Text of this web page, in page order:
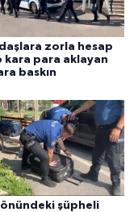
zorla hesap
kara para aklayan
baskın
şüpheli